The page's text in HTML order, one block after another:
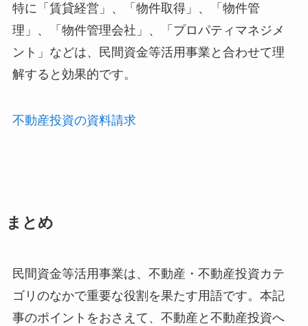
特に「賃貸経営」、「物件取得」、「物件管
理」、「物件管理会社」、「プロパティマネジメ
ント」などは、民間資金等活用事業と合わせて理
解すると効果的です。
不動産投資の資料請求
まとめ
民間資金等活用事業は、不動産・不動産投資カテ
ゴリのなかで重要な役割を果たす用語です。本記
事のポイントをおさえて、不動産と不動産投資へ